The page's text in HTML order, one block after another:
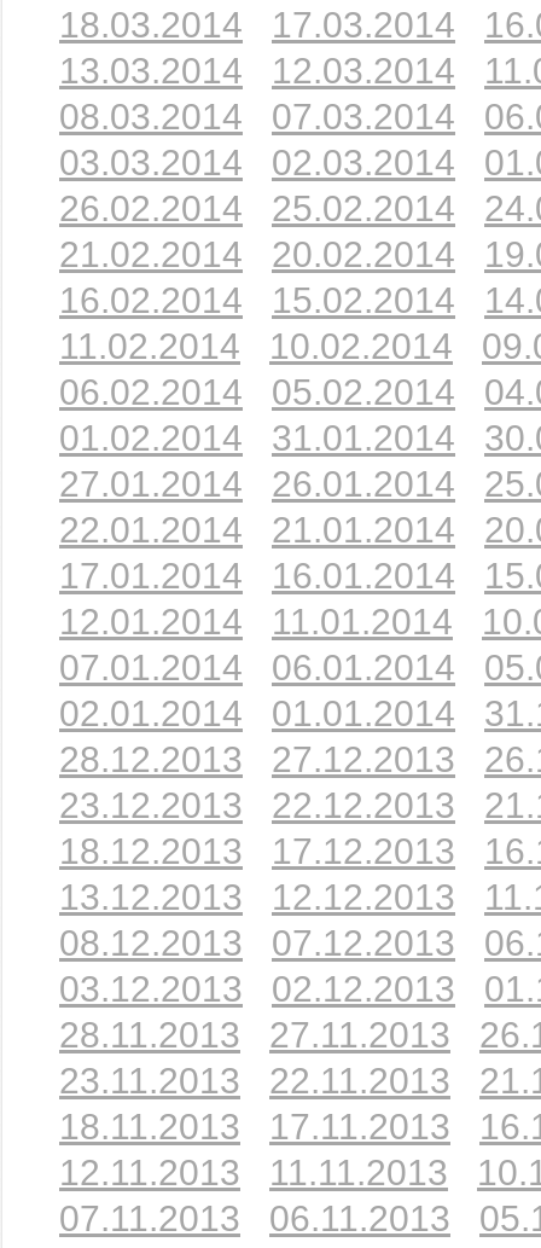
18.03.2014
17.03.2014
13.03.2014
12.03.2014
08.03.2014
07.03.2014
03.03.2014
02.03.2014
26.02.2014
25.02.2014
21.02.2014
20.02.2014
16.02.2014
15.02.2014
11.02.2014
10.02.2014
06.02.2014
05.02.2014
01.02.2014
31.01.2014
27.01.2014
26.01.2014
22.01.2014
21.01.2014
17.01.2014
16.01.2014
12.01.2014
11.01.2014
07.01.2014
06.01.2014
02.01.2014
01.01.2014
28.12.2013
27.12.2013
23.12.2013
22.12.2013
18.12.2013
17.12.2013
13.12.2013
12.12.2013
08.12.2013
07.12.2013
03.12.2013
02.12.2013
28.11.2013
27.11.2013
23.11.2013
22.11.2013
18.11.2013
17.11.2013
12.11.2013
11.11.2013
07.11.2013
06.11.2013